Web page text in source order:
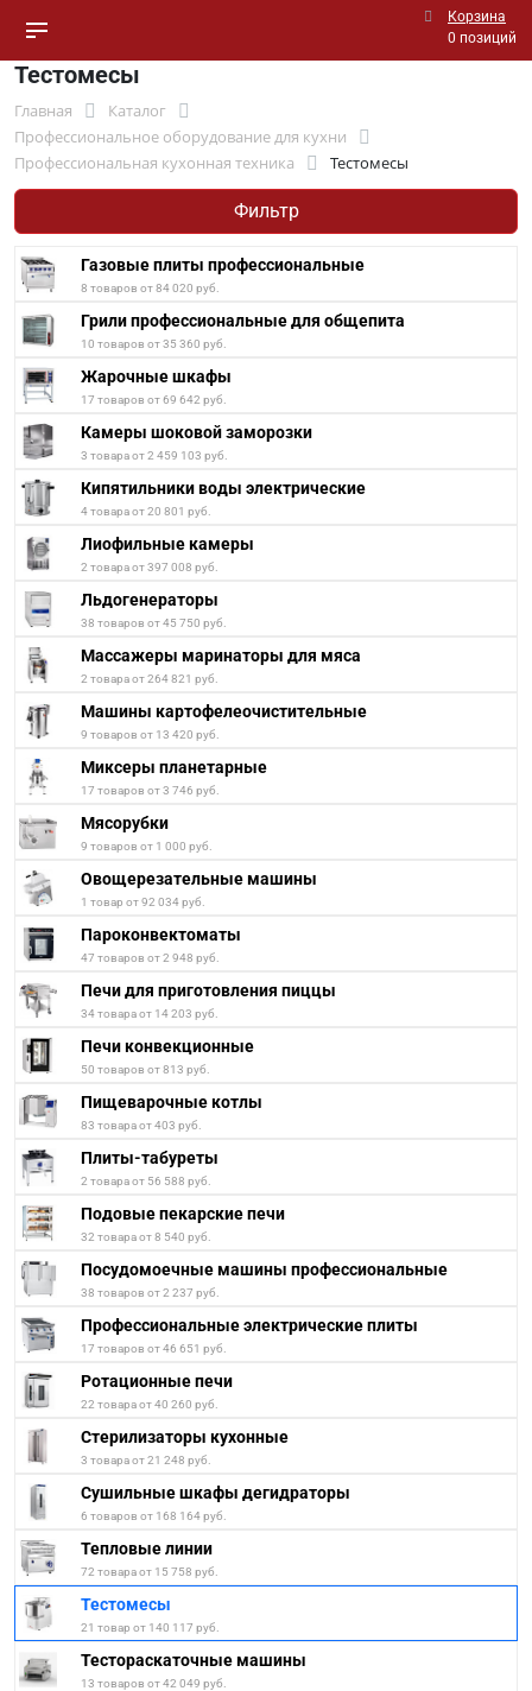
Корзина
0 позиций
Тестомесы
Главная
Каталог
Профессиональное оборудование для кухни
Профессиональная кухонная техника
Тестомесы
Фильтр
Газовые плиты профессиональные
8 товаров от 84 020 руб.
Грили профессиональные для общепита
10 товаров от 35 360 руб.
Жарочные шкафы
17 товаров от 69 642 руб.
Камеры шоковой заморозки
3 товара от 2 459 103 руб.
Кипятильники воды электрические
4 товара от 20 801 руб.
Лиофильные камеры
2 товара от 397 008 руб.
Льдогенераторы
38 товаров от 45 750 руб.
Массажеры маринаторы для мяса
2 товара от 264 821 руб.
Машины картофелеочистительные
9 товаров от 13 420 руб.
Миксеры планетарные
17 товаров от 3 746 руб.
Мясорубки
9 товаров от 1 000 руб.
Овощерезательные машины
1 товар от 92 034 руб.
Пароконвектоматы
47 товаров от 2 948 руб.
Печи для приготовления пиццы
34 товара от 14 203 руб.
Печи конвекционные
50 товаров от 813 руб.
Пищеварочные котлы
83 товара от 403 руб.
Плиты-табуреты
2 товара от 56 588 руб.
Подовые пекарские печи
32 товара от 8 540 руб.
Посудомоечные машины профессиональные
38 товаров от 2 237 руб.
Профессиональные электрические плиты
17 товаров от 46 651 руб.
Ротационные печи
22 товара от 40 260 руб.
Стерилизаторы кухонные
3 товара от 21 248 руб.
Сушильные шкафы дегидраторы
6 товаров от 168 164 руб.
Тепловые линии
72 товара от 15 758 руб.
Тестомесы
21 товар от 140 117 руб.
Тестораскаточные машины
13 товаров от 42 049 руб.